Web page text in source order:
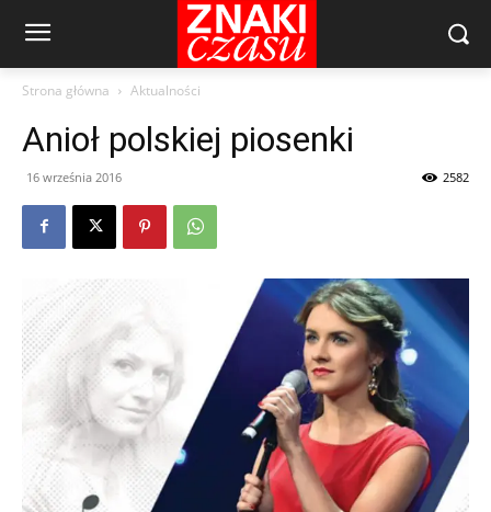
Strona główna Aktualności
Anioł polskiej piosenki
16 września 2016 2582